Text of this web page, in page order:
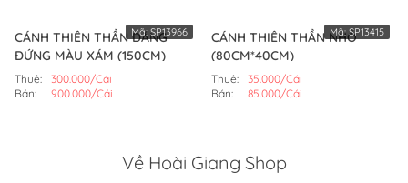
CÁNH THIÊN THẦN DÁNG
ĐỨNG MÀU XÁM (150CM)
Thuê:
300.000/Cái
Bán:
900.000/Cái
Mã: SP13966
CÁNH THIÊN THẦN NHỎ
(80CM*40CM)
Thuê:
35.000/Cái
Bán:
85.000/Cái
Mã:SP13415
Về Hoài Giang Shop